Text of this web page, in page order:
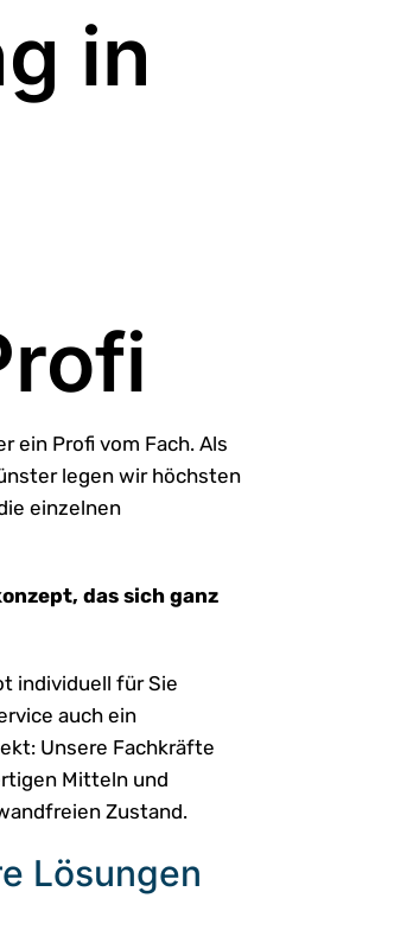
in
ein Profi vom Fach. Als
legen wir höchsten
einzelnen
das sich ganz
individuell für Sie
auch ein
Unsere Fachkräfte
Mitteln und
Zustand.
Lösungen